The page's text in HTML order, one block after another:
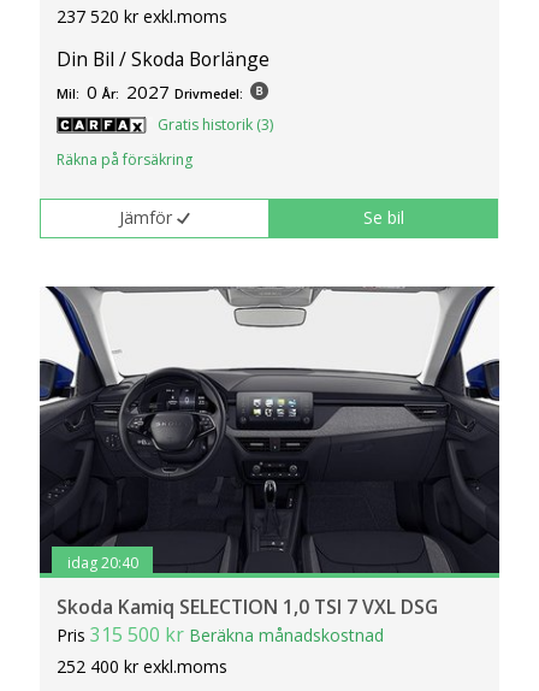
237 520 kr exkl.moms
Din Bil / Skoda Borlänge
Mil: 0 År: 2027 Drivmedel:
Gratis historik (3)
Räkna på försäkring
Jämför Se bil
idag 20:40
Skoda Kamiq SELECTION 1,0 TSI 7 VXL DSG
Pris315 500 kr Beräkna månadskostnad
252 400 kr exkl.moms